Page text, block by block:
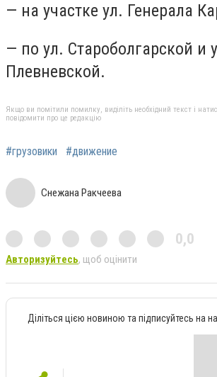
— на участке ул. Генерала
— по ул. Староболгарской и
Плевневской.
Якщо ви помітили помилку, виділіть необхідний текст і
повідомити про це редакцію
#грузовики #движение
Снежана Ракчеева
0,0
Авторизуйтесь, щоб оцінити
Діліться цією новиною та підписуйтесь на